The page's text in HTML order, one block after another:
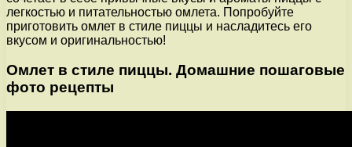
легкостью и питательностью омлета. Попробуйте
приготовить омлет в стиле пиццы и насладитесь его
вкусом и оригинальностью!
Омлет в стиле пиццы. Домашние пошаговые
фото рецепты